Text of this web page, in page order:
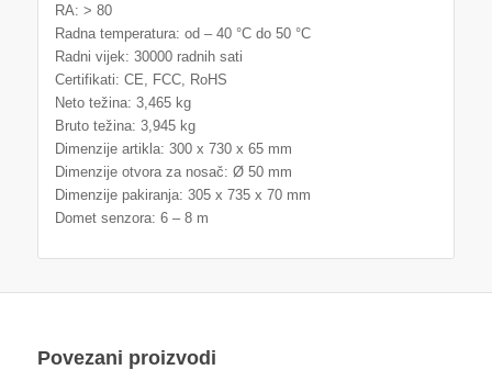
RA: > 80
Radna temperatura: od – 40 °C do 50 °C
Radni vijek: 30000 radnih sati
Certifikati: CE, FCC, RoHS
Neto težina: 3,465 kg
Bruto težina: 3,945 kg
Dimenzije artikla: 300 x 730 x 65 mm
Dimenzije otvora za nosač: Ø 50 mm
Dimenzije pakiranja: 305 x 735 x 70 mm
Domet senzora: 6 – 8 m
Povezani proizvodi